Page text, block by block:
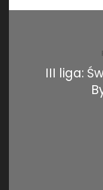
III liga: